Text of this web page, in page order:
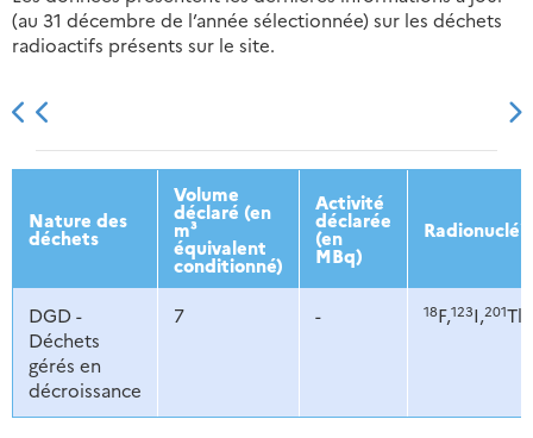
(au 31 décembre de l’année sélectionnée) sur les déchets
radioactifs présents sur le site.
2013 2014 2015 2016
Nature des
déchets
Volume
déclaré (en
m³
équivalent
conditionné)
Activité
déclarée
(en
MBq)
DGD -
Déchets
gérés en
décroissance
7 - 18F,123I,201Tl,